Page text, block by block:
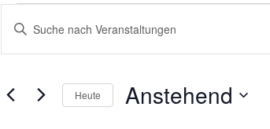
Veranstaltungen
Veranstaltungen
Suche
und
Ansichten,
Navigation
Bitte
Schlüsselwort
eingeben.
nach
Veranstaltungen
Heute Anstehend